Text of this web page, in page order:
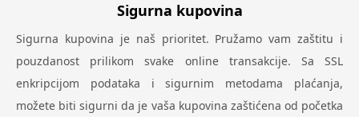
Sigurna kupovina
Sigurna kupovina je naš prioritet. Pružamo vam zaštitu i
pouzdanost prilikom svake online transakcije. Sa SSL
enkripcijom podataka i sigurnim metodama plaćanja,
možete biti sigurni da je vaša kupovina zaštićena od početka